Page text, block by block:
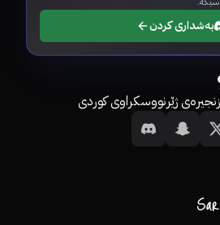
بەشداری کردن
ژێرنووسکراوی کوردی